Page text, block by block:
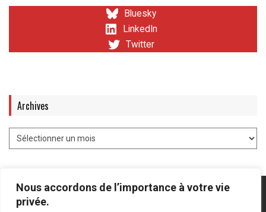
Nous accordons de l’importance à votre vie
privée.
Bluesky
LinkedIn
Twitter
Archives